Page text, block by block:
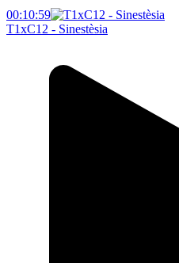
00:10:59
T1xC12 - Sinestèsia